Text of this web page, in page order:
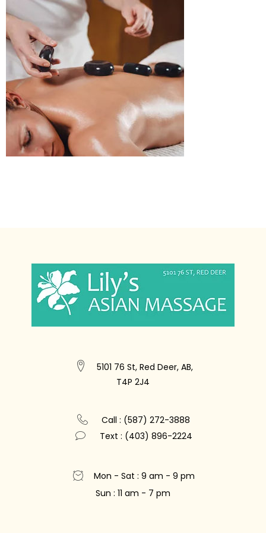
5101 76 St, Red Deer, AB,
T4P 2J4
Call : (587) 272-3888
Text : (403) 896-2224
Mon - Sat : 9 am - 9 pm
Sun : 11 am - 7 pm